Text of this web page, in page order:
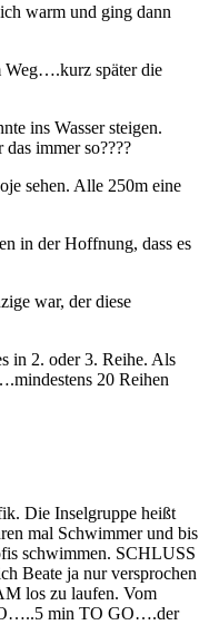
warm und ging dann
später die
ins Wasser steigen.
immer so????
sehen. Alle 250m eine
in der Hoffnung, dass es
war, der diese
in 2. oder 3. Reihe. Als
20 Reihen
Die Inselgruppe heißt
mal Schwimmer und bis
schwimmen. SCHLUSS
Beate ja nur versprochen
los zu laufen. Vom
min TO GO….der